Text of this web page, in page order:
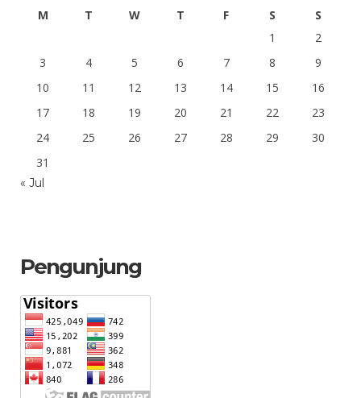
M
T W T F S
S
1
2
3
4 5 6 7 8
9
10
11 12 13 14 15
16
17
18 19 20 21 22
23
24
25 26 27 28 29
30
31
« Jul
Pengunjung